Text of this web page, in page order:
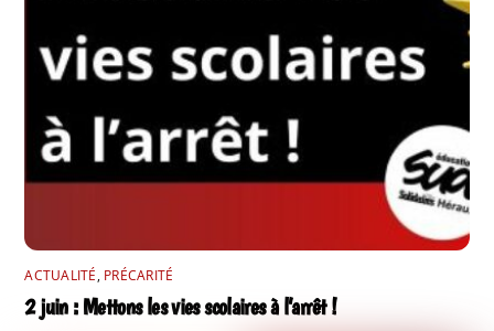
ACTUALITÉ, PRÉCARITÉ
2 juin : Mettons les vies scolaires à l’arrêt !